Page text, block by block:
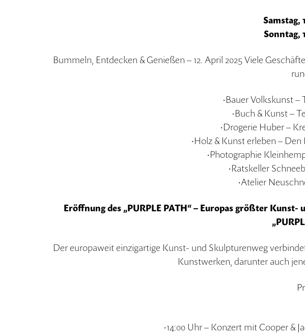
Samstag,
Sonntag,
Bummeln, Entdecken & Genießen – 12. April 2025 Viele
•Bauer Volkskunst
•Buch & Kunst –
•Drogerie Huber –
•Holz & Kunst erleben –
•Photographie
•Ratskeller
•Atelier
Eröffnung des „PURPLE PATH“ – Europas größter
Der europaweit einzigartige Kunst- und Skulpturenweg
Kunstwerken, darunter auch
•14:00 Uhr – Konzert mit Cooper &